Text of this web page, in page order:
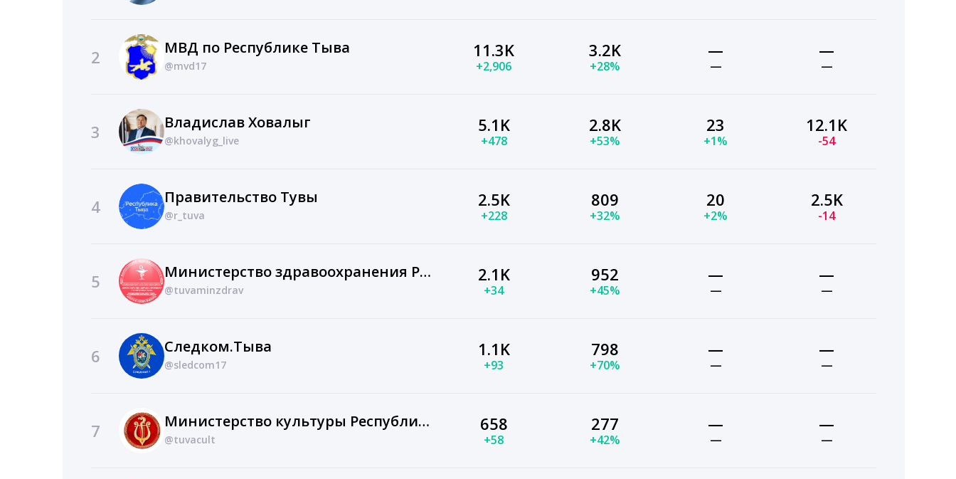
2 МВД по Республике Тыва
@mvd17
11.3K
+2,906
3.2K
+28%
—
—
—
—
3 Владислав Ховалыг
@khovalyg_live
5.1K
+478
2.8K
+53%
23
+1%
12.1K
-54
4 Правительство Тувы
@r_tuva
2.5K
+228
809
+32%
20
+2%
2.5K
-14
5 Министерство здравоохранения Республики Тыва
@tuvaminzdrav
2.1K
+34
952
+45%
—
—
—
—
6 Следком.Тыва
@sledcom17
1.1K
+93
798
+70%
—
—
—
—
7 Министерство культуры Республики Тыва
@tuvacult
658
+58
277
+42%
—
—
—
—